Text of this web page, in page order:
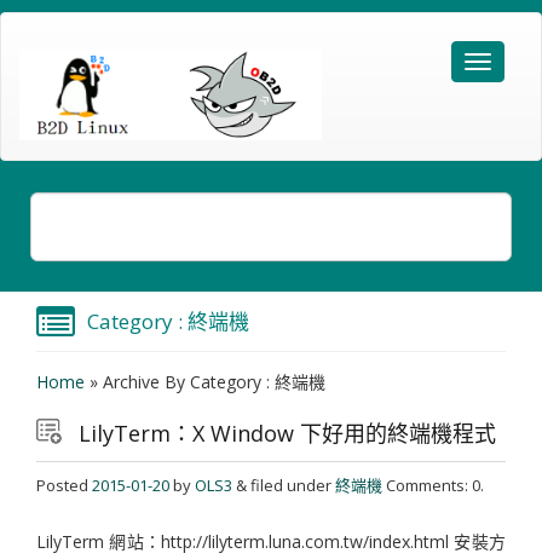
Category : 終端機
Home » Archive By Category : 終端機
LilyTerm：X Window 下好用的終端機程式
Posted 2015-01-20byOLS3 & filed under終端機Comments: 0.
LilyTerm 網站：http://lilyterm.luna.com.tw/index.html 安裝方